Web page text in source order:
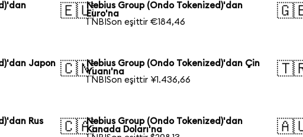
🇪🇺Nebius Group (Ondo Tokenized)'dan
Euro'na
1 NBISon eşittir €184,46
Japon 🇨🇳Nebius Group (Ondo Tokenized)'dan Çin
Yuanı'na
1 NBISon eşittir ¥1.436,66
Rus
🇨🇦Nebius Group (Ondo Tokenized)'dan
Kanada Doları'na